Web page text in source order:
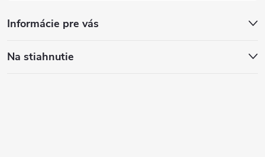
Informácie pre vás
Na stiahnutie